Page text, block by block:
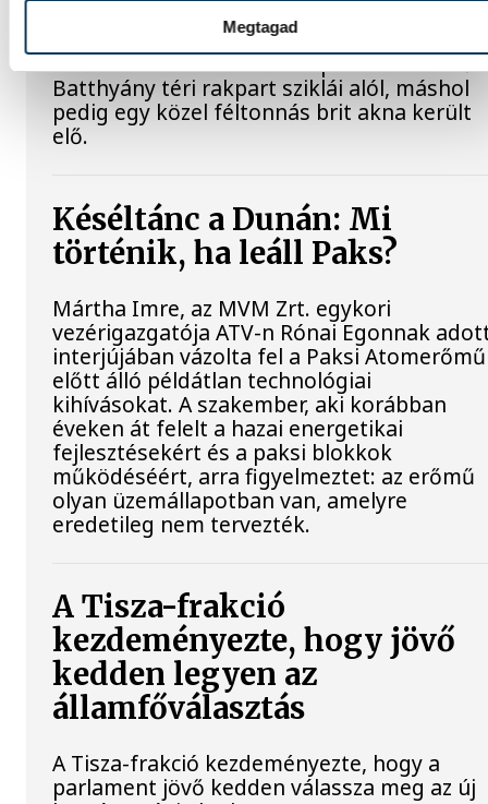
Megtagad
A folyó rekordalacsony vízállása miatt egy
csaknem komplett, II. világháborús német
DKW NZ 350-1 motorkerékpárbukkant elő
Batthyány téri rakpart sziklái alól, máshol
pedig egy közel féltonnás brit akna került
elő.
Késéltánc a Dunán: Mi
történik, ha leáll Paks?
Mártha Imre, az MVM Zrt. egykori
vezérigazgatója ATV-n Rónai Egonnak
interjújában vázolta fel a Paksi Atomerőmű
előtt álló példátlan technológiai
kihívásokat. A szakember, aki korábban
éveken át felelt a hazai energetikai
fejlesztésekért és a paksi blokkok
működéséért, arra figyelmeztet: az erőmű
olyan üzemállapotban van, amelyre
eredetileg nem tervezték.
A Tisza-frakció
kezdeményezte, hogy jövő
kedden legyen az
államfőválasztás
A Tisza-frakció kezdeményezte, hogy a
parlament jövő kedden válassza meg az új